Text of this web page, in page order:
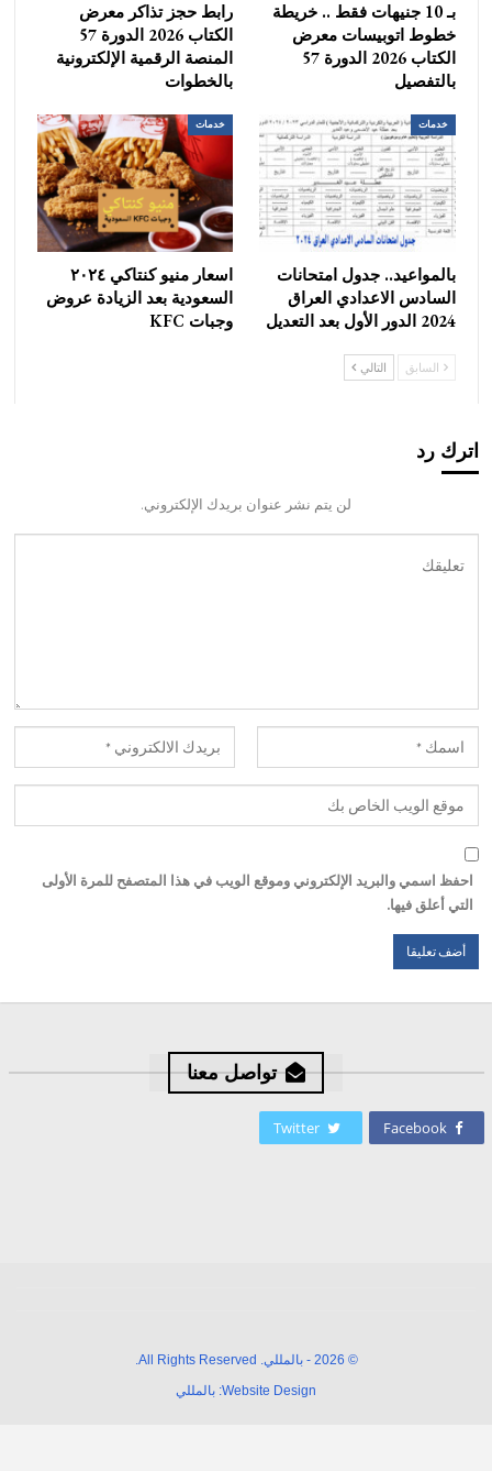
بـ 10 جنيهات فقط .. خريطة
خطوط اتوبيسات معرض
الكتاب 2026 الدورة 57
بالتفصيل
رابط حجز تذاكر معرض
الكتاب 2026 الدورة 57
المنصة الرقمية الإلكترونية
بالخطوات
خدمات
بالمواعيد.. جدول امتحانات
السادس الاعدادي العراق
2024 الدور الأول بعد التعديل
خدمات
اسعار منيو كنتاكي ٢٠٢٤
السعودية بعد الزيادة عروض
وجبات KFC
السابق التالي
اترك رد
لن يتم نشر عنوان بريدك الإلكتروني.
احفظ اسمي والبريد الإلكتروني وموقع الويب في هذا المتصفح للمرة الأولى
التي أعلق فيها.
تواصل معنا
Facebook
Twitter
© 2026 - بالمللي. All Rights Reserved.
Website Design: بالمللي